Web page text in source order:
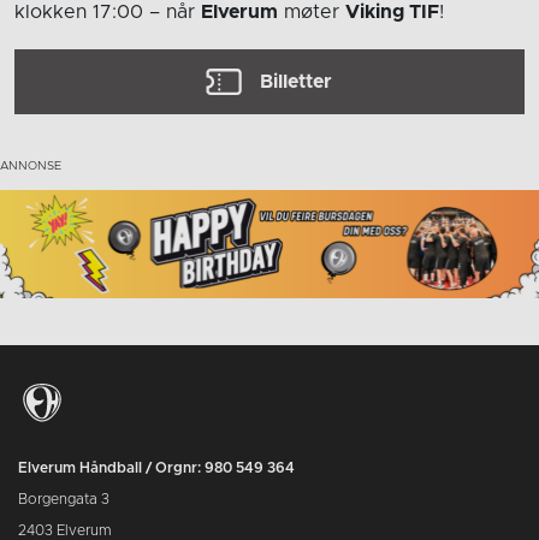
klokken 17:00 – når Elverum møter Viking TIF!
Billetter
Elverum Håndball / Orgnr: 980 549 364
Borgengata 3
2403 Elverum